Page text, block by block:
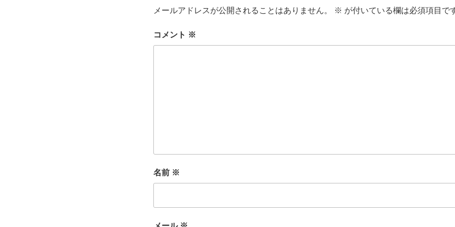
メールアドレスが公開されることはありません。 ※ が付いている欄は必須項目で
コメント ※
名前 ※